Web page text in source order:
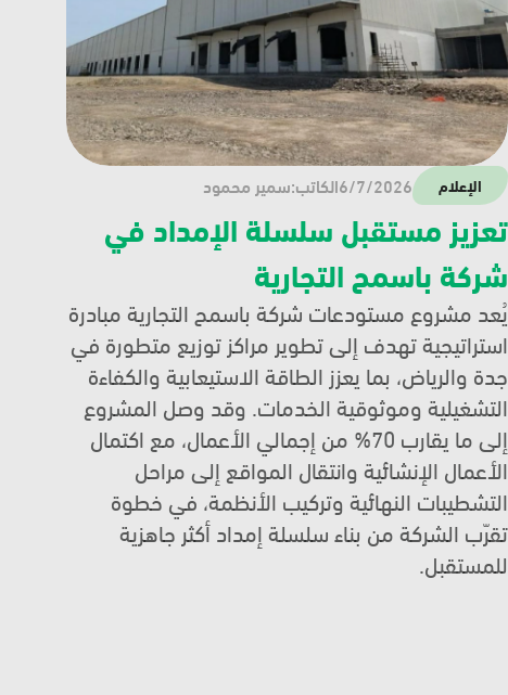
سمير محمودالكاتب:6/7/2026 الإعلام
شركة باسمح التجارية
تقرّب الشركة من بناء سلسلة إمداد أكثر جاهزية
للمستقبل.